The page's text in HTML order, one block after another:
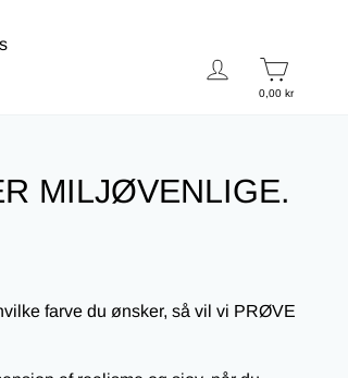
Log in
0,00 kr
MILJØVENLIGE.
farve du ønsker, så vil vi PRØVE